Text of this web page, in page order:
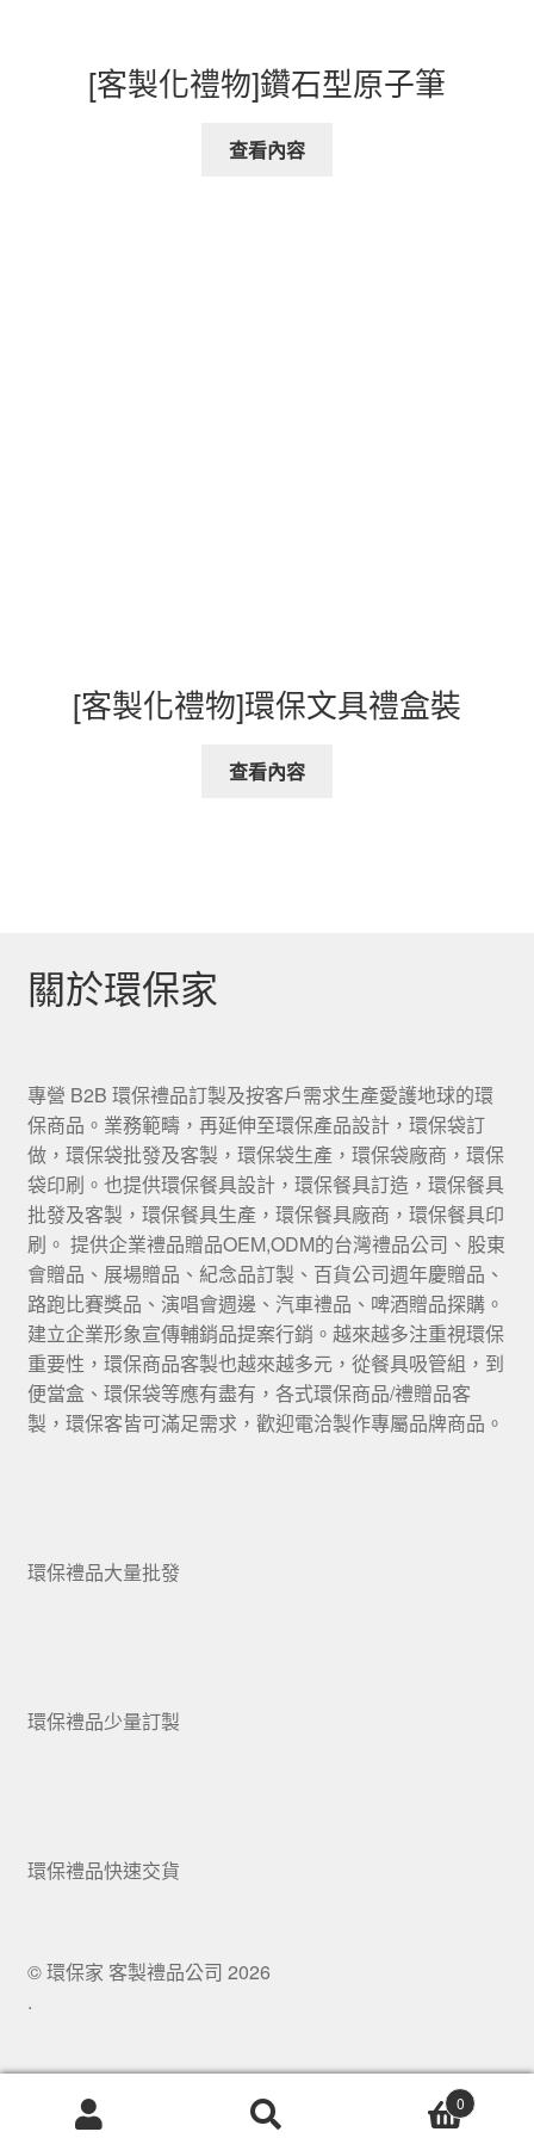
[客製化禮物]鑽石型原子筆
查看內容
[客製化禮物]環保文具禮盒裝
查看內容
關於環保家
專營 B2B 環保禮品訂製及按客戶需求生產愛護地球的環
保商品。業務範疇，再延伸至環保產品設計，環保袋訂
做，環保袋批發及客製，環保袋生產，環保袋廠商，環保
袋印刷。也提供環保餐具設計，環保餐具訂造，環保餐具
批發及客製，環保餐具生產，環保餐具廠商，環保餐具印
刷。 提供企業禮品贈品OEM,ODM的台灣禮品公司、股東
會贈品、展場贈品、紀念品訂製、百貨公司週年慶贈品、
路跑比賽獎品、演唱會週邊、汽車禮品、啤酒贈品探購。
建立企業形象宣傳輔銷品提案行銷。越來越多注重視環保
重要性，環保商品客製也越來越多元，從餐具吸管組，到
便當盒、環保袋等應有盡有，各式環保商品/禮贈品客
製，環保客皆可滿足需求，歡迎電洽製作專屬品牌商品。
環保禮品大量批發
環保禮品少量訂製
環保禮品快速交貨
© 環保家 客製禮品公司 2026
.
0